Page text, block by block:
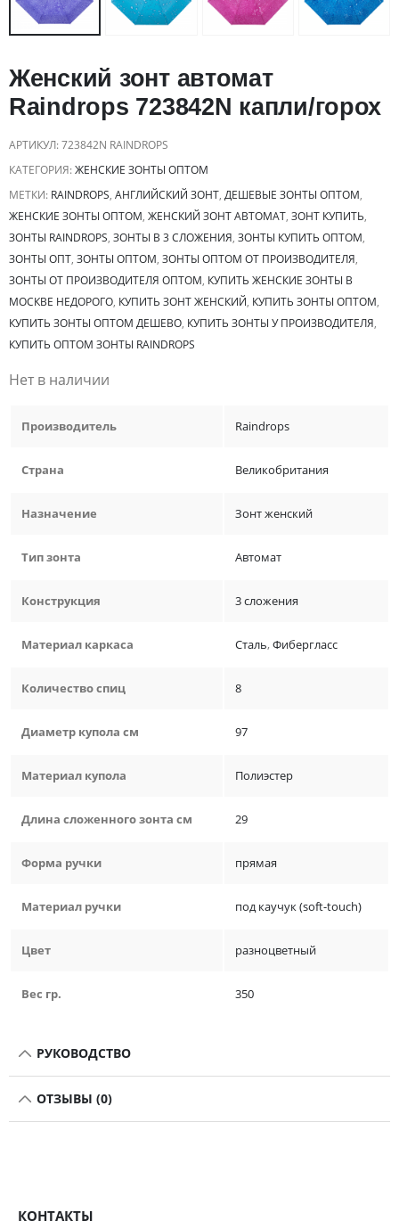
Женский зонт автомат
Raindrops 723842N капли/горох
АРТИКУЛ:723842N RAINDROPS
КАТЕГОРИЯ:ЖЕНСКИЕ ЗОНТЫ ОПТОМ
МЕТКИ: RAINDROPS, АНГЛИЙСКИЙ ЗОНТ, ДЕШЕВЫЕ ЗОНТЫ ОПТОМ,
ЖЕНСКИЕ ЗОНТЫ ОПТОМ, ЖЕНСКИЙ ЗОНТ АВТОМАТ, ЗОНТ КУПИТЬ,
ЗОНТЫ RAINDROPS, ЗОНТЫ В 3 СЛОЖЕНИЯ, ЗОНТЫ КУПИТЬ ОПТОМ,
ЗОНТЫ ОПТ, ЗОНТЫ ОПТОМ, ЗОНТЫ ОПТОМ ОТ ПРОИЗВОДИТЕЛЯ,
ЗОНТЫ ОТ ПРОИЗВОДИТЕЛЯ ОПТОМ, КУПИТЬ ЖЕНСКИЕ ЗОНТЫ В
МОСКВЕ НЕДОРОГО, КУПИТЬ ЗОНТ ЖЕНСКИЙ, КУПИТЬ ЗОНТЫ ОПТОМ,
КУПИТЬ ЗОНТЫ ОПТОМ ДЕШЕВО, КУПИТЬ ЗОНТЫ У ПРОИЗВОДИТЕЛЯ,
КУПИТЬ ОПТОМ ЗОНТЫ RAINDROPS
Нет в наличии
Производитель Raindrops
Страна Великобритания
Назначение Зонт женский
Тип зонта Автомат
Конструкция 3 сложения
Материал каркаса Сталь,Фибергласс
Количество спиц 8
Диаметр купола см 97
Материал купола Полиэстер
Длина сложенного зонта см 29
Форма ручки прямая
Материал ручки под каучук (soft-touch)
Цвет разноцветный
Вес гр. 350
РУКОВОДСТВО
ОТЗЫВЫ (0)
КОНТАКТЫ